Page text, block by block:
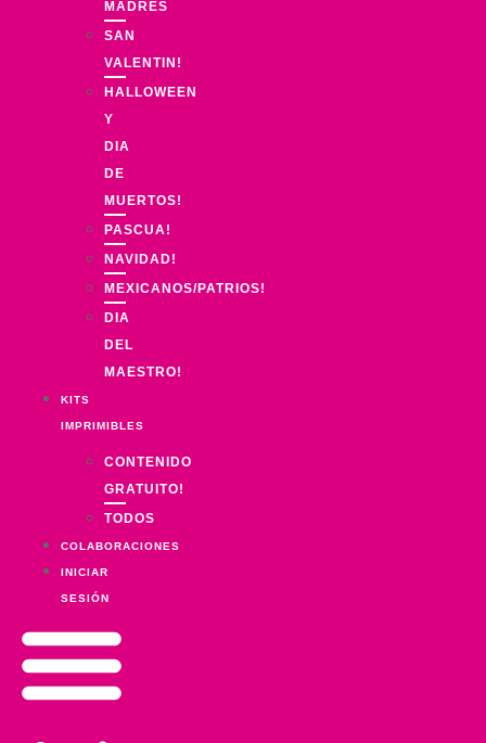
MADRES
SAN
VALENTIN!
HALLOWEEN
Y
DIA
DE
MUERTOS!
PASCUA!
NAVIDAD!
MEXICANOS/PATRIOS!
DIA
DEL
MAESTRO!
KITS
IMPRIMIBLES
CONTENIDO
GRATUITO!
TODOS
COLABORACIONES
INICIAR
SESIÓN